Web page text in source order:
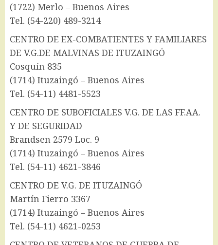
(1722) Merlo – Buenos Aires
Tel. (54-220) 489-3214
CENTRO DE EX-COMBATIENTES Y FAMILIARES
DE V.G.DE MALVINAS DE ITUZAINGÓ
Cosquín 835
(1714) Ituzaingó – Buenos Aires
Tel. (54-11) 4481-5523
CENTRO DE SUBOFICIALES V.G. DE LAS FF.AA.
Y DE SEGURIDAD
Brandsen 2579 Loc. 9
(1714) Ituzaingó – Buenos Aires
Tel. (54-11) 4621-3846
CENTRO DE V.G. DE ITUZAINGÓ
Martín Fierro 3367
(1714) Ituzaingó – Buenos Aires
Tel. (54-11) 4621-0253